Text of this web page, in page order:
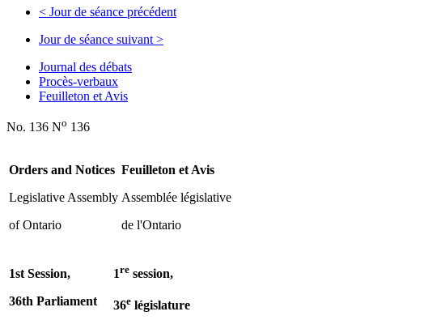
< Jour de séance précédent
Jour de séance suivant >
Journal des débats
Procès-verbaux
Feuilleton et Avis
No. 136 No 136
Orders and Notices
Legislative Assembly
of Ontario
Feuilleton et Avis
Assemblée législative
de l'Ontario
1st Session,
36th Parliament
1re session,
36e législature